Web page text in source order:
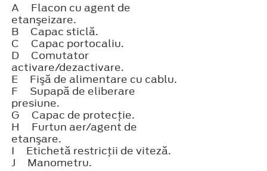
A
Flacon cu agent de
etanşeizare.
B
Capac sticlă.
C
Capac portocaliu.
D
Comutator
activare/dezactivare.
E
Fişă de alimentare cu cablu.
F
Supapă de eliberare
presiune.
G
Capac de protecţie.
H
Furtun aer/agent de
etanşare.
I
Etichetă restricţii de viteză.
J
Manometru.